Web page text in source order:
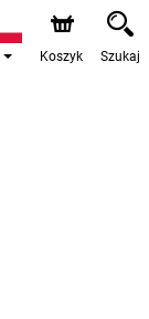
Koszyk Szukaj